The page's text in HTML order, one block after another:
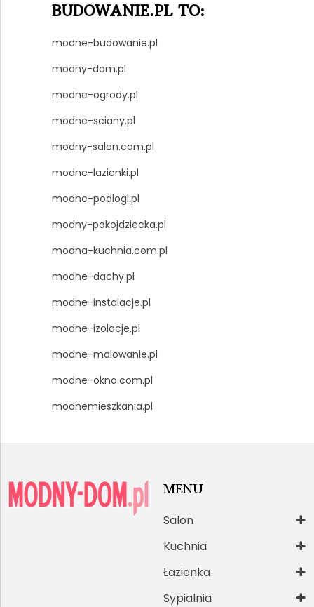
BUDOWANIE.PL TO:
modne-budowanie.pl
modny-dom.pl
modne-ogrody.pl
modne-sciany.pl
modny-salon.com.pl
modne-lazienki.pl
modne-podlogi.pl
modny-pokojdziecka.pl
modna-kuchnia.com.pl
modne-dachy.pl
modne-instalacje.pl
modne-izolacje.pl
modne-malowanie.pl
modne-okna.com.pl
modnemieszkania.pl
MENU
Salon
Kuchnia
Łazienka
Sypialnia